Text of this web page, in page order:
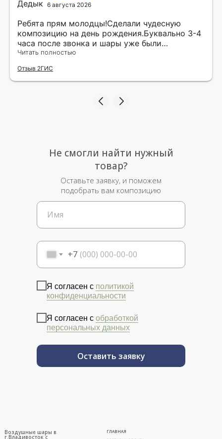
6 августа 2026
Ребята прям молодцы!Сделали чудесную
композицию на день рождения.Буквально 3-4
часа после звонка и шары уже были
доставлены мне по адресу.Качество
рада.
Читать полностью
Отзыв 2ГИС
+7
Я согласен с политикой
конфиденциальности
Я согласен с обработкой
персональных данных
Оставить заявку
Не смогли найти нужный
товар?
Оставьте заявку, и поможем
подобрать вам композицию
ГЛАВНАЯ
Воздушные шары в
г.Владивосток с